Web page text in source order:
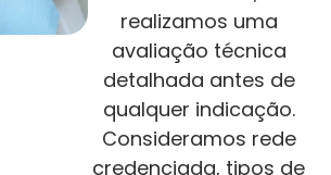
realizamos uma
avaliação técnica
detalhada antes de
qualquer indicação.
Consideramos rede
credenciada, tipos de